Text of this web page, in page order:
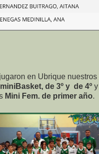
en Ubrique
de 3º y de 4º y
Mini Fem. de primer año.